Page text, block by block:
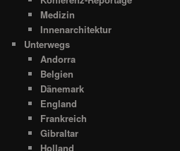
Medizin
Innenarchitektur
Unterwegs
Andorra
Belgien
Dänemark
England
Frankreich
Gibraltar
Holland